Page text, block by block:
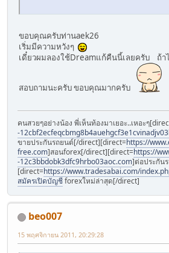
ขอบคุณครับท่านaek26
เริ่มมีความหวังๆ
เดี๋ยวผมลองใช้Dreamแก้คืนนี้เลยครับ ถ้า
สอบถามนะครับ ขอบคุณมากครับ
คนสวยๆอย่างน้อง พี่เห็นท้องมาเยอะ..เหอะๆ
-
ขายประกันรถยนต์[/direct][direct=https://
free.com]สอนforex[/direct][direct=https://
-12c3bbdobk3dfc9hrbo03aoc.com]ต่อประกัน
[direct=https://www.tradesabai.com/
สมัครเปิดบัญชีforexใหม่ล่าสุด[/direct]
beo007
15 พฤศจิกายน 2011, 20:29:28